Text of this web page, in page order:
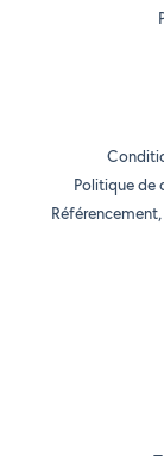
Politique de